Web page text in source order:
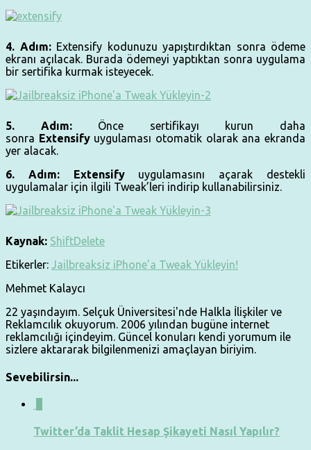
4. Adım:Extensify kodunuzu yapıştırdıktan sonra ödeme
ekranı açılacak. Burada ödemeyi yaptıktan sonra uygulama
bir sertifika kurmak isteyecek.
5. Adım:Önce sertifikayı kurun daha
sonra Extensifyuygulaması otomatik olarak ana ekranda
yer alacak.
6. Adım:
Extensifyuygulamasını açarak destekli
uygulamalar için ilgili Tweak’leri indirip kullanabilirsiniz.
Kaynak: ShiftDelete
Etikerler: Jailbreaksiz iPhone’a Tweak Yükleyin!
Mehmet Kalaycı
22 yaşındayım. Selçuk Üniversitesi'nde Halkla İlişkiler ve
Reklamcılık okuyorum. 2006 yılından bugüne internet
reklamcılığı içindeyim. Güncel konuları kendi yorumum ile
sizlere aktararak bilgilenmenizi amaçlayan biriyim.
Sevebilirsin...
Twitter’da Taklit Hesap Şikayeti Nasıl Yapılır?